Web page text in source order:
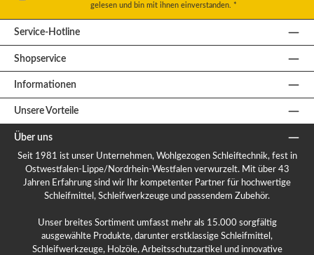
gelesen und bin mit ihnen einverstanden. *
Service-Hotline
Shopservice
Informationen
Unsere Vorteile
Über uns
Seit 1981 ist unser Unternehmen, Wohlgezogen Schleiftechnik, fest in
Ostwestfalen-Lippe/Nordrhein-Westfalen verwurzelt. Mit über 43
Jahren Erfahrung sind wir Ihr kompetenter Partner für hochwertige
Schleifmittel, Schleifwerkzeuge und passendem Zubehör.
Unser breites Sortiment umfasst mehr als 15.000 sorgfältig
ausgewählte Produkte, darunter erstklassige Schleifmittel,
Schleifwerkzeuge, Holzöle, Arbeitsschutzartikel und innovative